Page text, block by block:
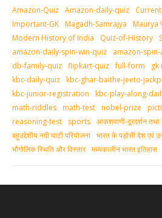
Amazon-Quiz Amazon-daily-quiz
Important-GK Magadh-Samrajya
Maurya
Modern History of India
Quiz-of-History
amazon-daily-spin-win-quiz
amazon-
db-family-quiz flipkart-quiz full-form gk
kbc-daily-quiz kbc-ghar-baithe-jeeto-
kbc-junior-registration
kbc-play-along-
math-riddles math-test nobel-prize
reasoning-test
sports आकशवाणी-दूरदर्शन तथा
बहुउद्देशीय नदी घाटी परियोजना भारत के पड़ोसी देश एवं
भौगोलिक स्थिति और विस्तार मध्‍यकालीन भारत इतिहास